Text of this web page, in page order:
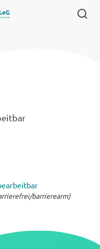
barrierearm)